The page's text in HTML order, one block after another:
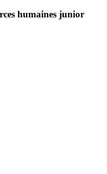
humaines junior